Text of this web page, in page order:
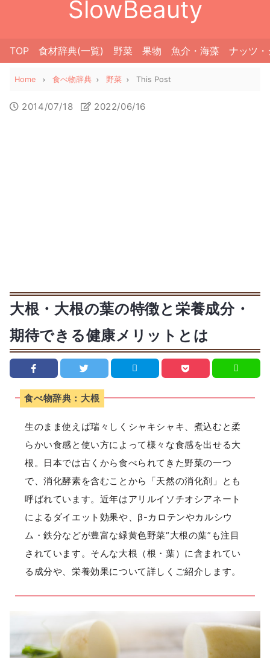
SlowBeauty
TOP 食材辞典(一覧) 野菜 果物 魚介・海藻 ナッツ
Home 食べ物辞典 野菜 This Post
2014/07/18 2022/06/16
大根・大根の葉の特徴と栄養成分・
期待できる健康メリットとは
食べ物辞典：大根
生のまま使えば瑞々しくシャキシャキ、煮込むと柔
らかい食感と使い方によって様々な食感を出せる大
根。日本では古くから食べられてきた野菜の一つ
で、消化酵素を含むことから「天然の消化剤」とも
呼ばれています。近年はアリルイソチオシアネート
によるダイエット効果や、β-カロテンやカルシウ
ム・鉄分などが豊富な緑黄色野菜“大根の葉”も注目
されています。そんな大根（根・葉）に含まれてい
る成分や、栄養効果について詳しくご紹介します。